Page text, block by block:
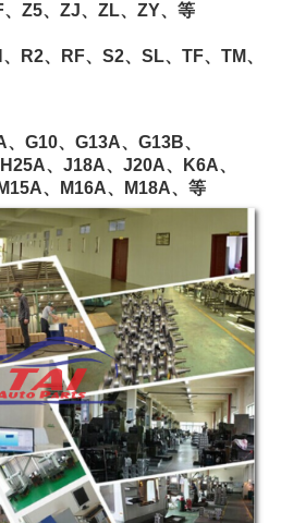
Z5、ZJ、ZL、ZY、等
R2、RF、S2、SL、TF、TM、
G10、G13A、G13B、
、J18A、J20A、K6A、
、M16A、M18A、等